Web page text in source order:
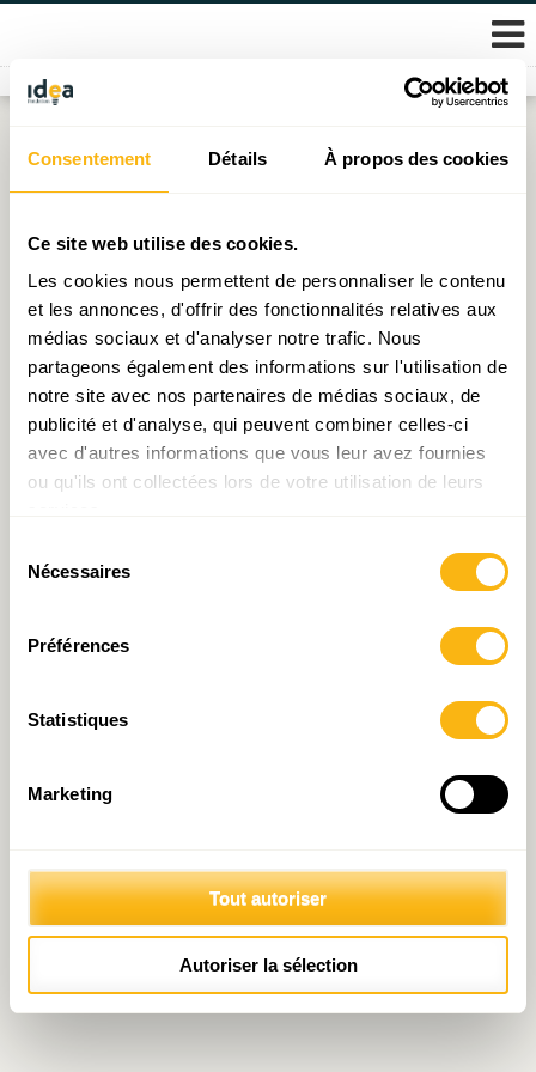
Consentement Détails À propos des cookies
Ce site web utilise des cookies.
Les cookies nous permettent de personnaliser le contenu
et les annonces, d'offrir des fonctionnalités relatives aux
médias sociaux et d'analyser notre trafic. Nous
partageons également des informations sur l'utilisation de
notre site avec nos partenaires de médias sociaux, de
publicité et d'analyse, qui peuvent combiner celles-ci
avec d'autres informations que vous leur avez fournies
ou qu'ils ont collectées lors de votre utilisation de leurs
Nécessaires
Préférences
Statistiques
Marketing
Tout autoriser
Autoriser la sélection
Skip
content
Étiquette : Grand-Duc Héritier
Visite de S. A. R. le Grand-Duc Héritier
Publié le21.03.2023parIDEA
© 2026 Fondation IDEA
Politique de protection des données personnelles